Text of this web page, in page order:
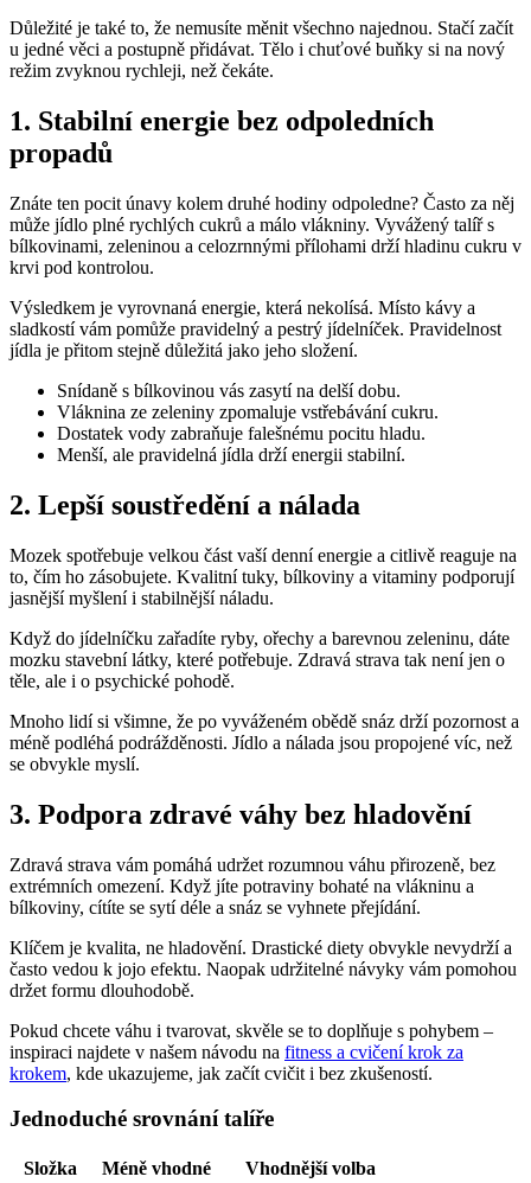
Důležité je také to, že nemusíte měnit všechno najednou. Stačí začít
u jedné věci a postupně přidávat. Tělo i chuťové buňky si na nový
režim zvyknou rychleji, než čekáte.
1. Stabilní energie bez odpoledních
propadů
Znáte ten pocit únavy kolem druhé hodiny odpoledne? Často za něj
může jídlo plné rychlých cukrů a málo vlákniny. Vyvážený talíř s
bílkovinami, zeleninou a celozrnnými přílohami drží hladinu cukru v
krvi pod kontrolou.
Výsledkem je vyrovnaná energie, která nekolísá. Místo kávy a
sladkostí vám pomůže pravidelný a pestrý jídelníček. Pravidelnost
jídla je přitom stejně důležitá jako jeho složení.
Snídaně s bílkovinou vás zasytí na delší dobu.
Vláknina ze zeleniny zpomaluje vstřebávání cukru.
Dostatek vody zabraňuje falešnému pocitu hladu.
Menší, ale pravidelná jídla drží energii stabilní.
2. Lepší soustředění a nálada
Mozek spotřebuje velkou část vaší denní energie a citlivě reaguje na
to, čím ho zásobujete. Kvalitní tuky, bílkoviny a vitaminy podporují
jasnější myšlení i stabilnější náladu.
Když do jídelníčku zařadíte ryby, ořechy a barevnou zeleninu, dáte
mozku stavební látky, které potřebuje. Zdravá strava tak není jen o
těle, ale i o psychické pohodě.
Mnoho lidí si všimne, že po vyváženém obědě snáz drží pozornost a
méně podléhá podrážděnosti. Jídlo a nálada jsou propojené víc, než
se obvykle myslí.
3. Podpora zdravé váhy bez hladovění
Zdravá strava vám pomáhá udržet rozumnou váhu přirozeně, bez
extrémních omezení. Když jíte potraviny bohaté na vlákninu a
bílkoviny, cítíte se sytí déle a snáz se vyhnete přejídání.
Klíčem je kvalita, ne hladovění. Drastické diety obvykle nevydrží a
často vedou k jojo efektu. Naopak udržitelné návyky vám pomohou
držet formu dlouhodobě.
Pokud chcete váhu i tvarovat, skvěle se to doplňuje s pohybem –
inspiraci najdete v našem návodu na fitness a cvičení krok za
krokem, kde ukazujeme, jak začít cvičit i bez zkušeností.
Jednoduché srovnání talíře
Složka Méně vhodné Vhodnější volba